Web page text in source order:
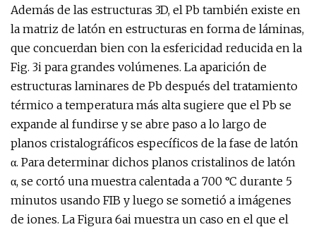
Además de las estructuras 3D, el Pb también existe en
la matriz de latón en estructuras en forma de láminas,
que concuerdan bien con la esfericidad reducida en la
Fig. 3i para grandes volúmenes. La aparición de
estructuras laminares de Pb después del tratamiento
térmico a temperatura más alta sugiere que el Pb se
expande al fundirse y se abre paso a lo largo de
planos cristalográficos específicos de la fase de latón
α. Para determinar dichos planos cristalinos de latón
α, se cortó una muestra calentada a 700 °C durante 5
minutos usando FIB y luego se sometió a imágenes
de iones. La Figura 6ai muestra un caso en el que el